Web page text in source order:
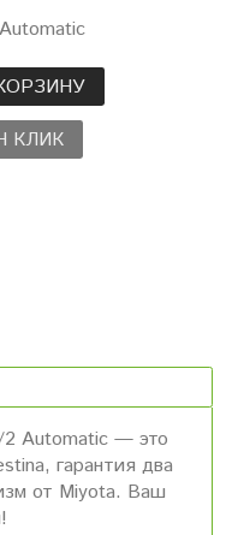
КЛИК
Automatic — это
гарантия два
от Miyota. Ваш